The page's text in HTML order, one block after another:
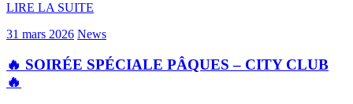
LIRE LA SUITE
31 mars 2026 News
🔥 SOIRÉE SPÉCIALE PÂQUES – CITY CLUB
🔥